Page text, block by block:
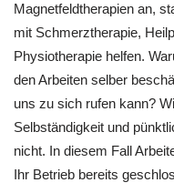
Magnetfeldtherapien an,
mit Schmerztherapie,
Physiotherapie helfen.
den Arbeiten selber
uns zu sich rufen kann?
Selbständigkeit und
nicht. In diesem Fall
Ihr Betrieb bereits